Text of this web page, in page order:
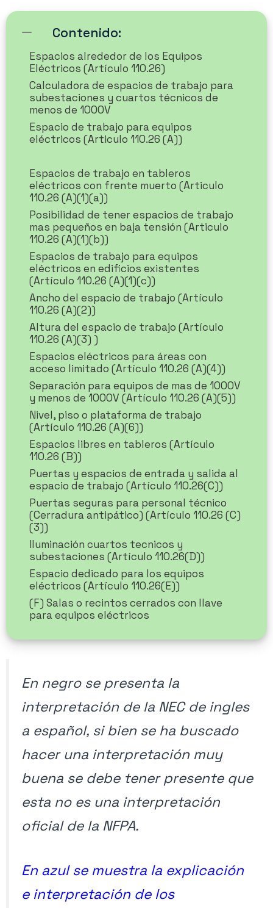
Contenido:
Espacios alrededor de los Equipos
Eléctricos (Artículo 110.26)
Calculadora de espacios de trabajo para
subestaciones y cuartos técnicos de
menos de 1000V
Espacio de trabajo para equipos
eléctricos (Articulo 110.26 (A))
Espacios de trabajo en tableros
eléctricos con frente muerto (Articulo
110.26 (A)(1)(a))
Posibilidad de tener espacios de trabajo
mas pequeños en baja tensión (Articulo
110.26 (A)(1)(b))
Espacios de trabajo para equipos
eléctricos en edificios existentes
(Artículo 110.26 (A)(1)(c))
Ancho del espacio de trabajo (Artículo
110.26 (A)(2))
Altura del espacio de trabajo (Artículo
110.26 (A)(3) )
Espacios eléctricos para áreas con
acceso limitado (Artículo 110.26 (A)(4))
Separación para equipos de mas de 1000V
y menos de 1000V (Artículo 110.26 (A)(5))
Nivel, piso o plataforma de trabajo
(Artículo 110.26 (A)(6))
Espacios libres en tableros (Artículo
110.26 (B))
Puertas y espacios de entrada y salida al
espacio de trabajo (Artículo 110.26(C))
Puertas seguras para personal técnico
(Cerradura antipático) (Artículo 110.26 (C)
(3))
Iluminación cuartos tecnicos y
subestaciones (Artículo 110.26(D))
Espacio dedicado para los equipos
eléctricos (Artículo 110.26(E))
(F) Salas o recintos cerrados con llave
para equipos eléctricos
En negro se presenta la
interpretación de la NEC de ingles
a español, si bien se ha buscado
hacer una interpretación muy
buena se debe tener presente que
esta no es una interpretación
oficial de la NFPA.
En azul se muestra la explicación
e interpretación de los